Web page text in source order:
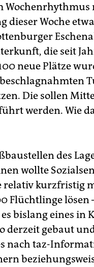
Wochenrhythmus
Woche
die seit
neue Plätze
Die sollen
werden. Wie
des
wollte
relativ kurzfristig
Flüchtlinge lösen
bislang eines in
derzeit gebaut
nach taz-